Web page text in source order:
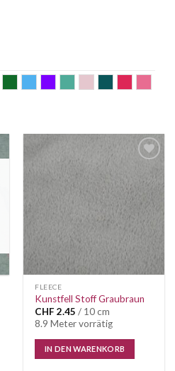
Wunschliste
FLEECE
Kunstfell Stoff Graubraun
CHF 2.45 / 10 cm
8.9 Meter vorrätig
IN DEN WARENKORB